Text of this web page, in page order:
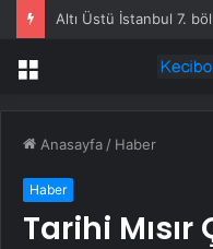
Altı Üstü İstanbul 7.
Menü
Anasayfa / Haber
Haber
Tarihi Mısır